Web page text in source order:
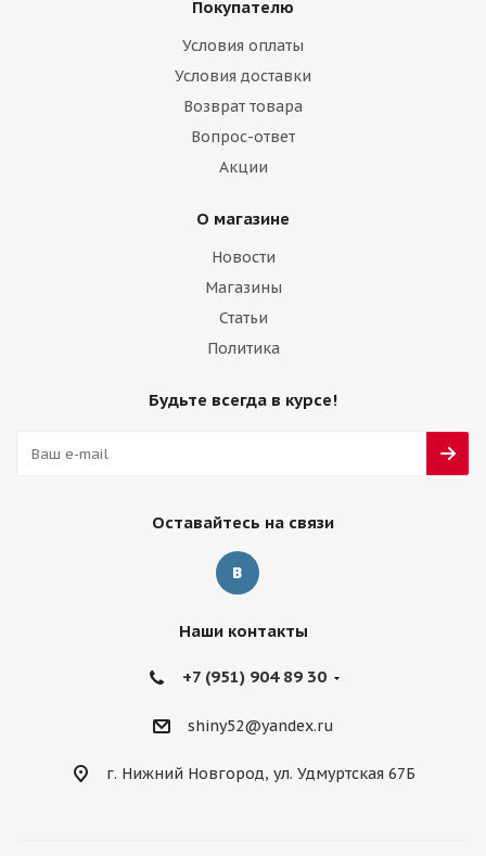
Покупателю
Условия оплаты
Условия доставки
Возврат товара
Вопрос-ответ
Акции
О магазине
Новости
Магазины
Статьи
Политика
Будьте всегда в курсе!
Оставайтесь на связи
Наши контакты
+7 (951) 904 89 30
shiny52@yandex.ru
г. Нижний Новгород, ул. Удмуртская 67Б